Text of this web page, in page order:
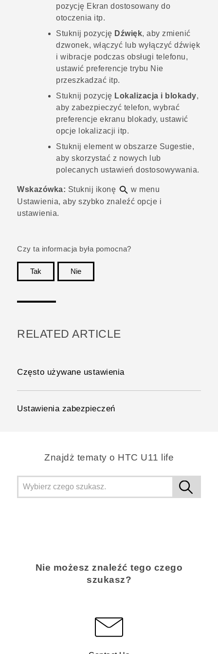
pozycję Ekran dostosowany do
otoczenia itp.
Stuknij pozycję Dźwięk, aby zmienić
dzwonek, włączyć lub wyłączyć dźwięk
i wibracje podczas obsługi telefonu,
ustawić preferencje trybu Nie
przeszkadzać itp.
Stuknij pozycję Lokalizacja i blokady,
aby zabezpieczyć telefon, wybrać
preferencje ekranu blokady, ustawić
opcje lokalizacji itp.
Stuknij element w obszarze Sugestie,
aby skorzystać z nowych lub
polecanych ustawień dostosowywania.
Wskazówka: Stuknij ikonę
w menu
Ustawienia, aby szybko znaleźć opcje i
ustawienia.
Czy ta informacja była pomocna?
Tak
Nie
RELATED ARTICLE
Często używane ustawienia
Ustawienia zabezpieczeń
Znajdż tematy o HTC U11 life
Nie możesz znaleźć tego czego
szukasz?